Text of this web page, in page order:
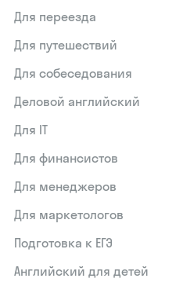
Для переезда
Для путешествий
Для собеседования
Деловой английский
Для IT
Для финансистов
Для менеджеров
Для маркетологов
Подготовка к ЕГЭ
Английский для детей